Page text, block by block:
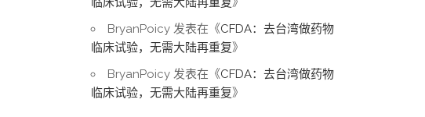
BryanPoicy 发表在《CFDA：去台湾做药物
临床试验，无需大陆再重复》
BryanPoicy 发表在《CFDA：去台湾做药物
临床试验，无需大陆再重复》